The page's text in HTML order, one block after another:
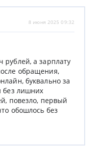
8 июня 2025 09:32
рублей, а зарплату
обращения,
буквально за
без лишних
повезло, первый
обошлось без